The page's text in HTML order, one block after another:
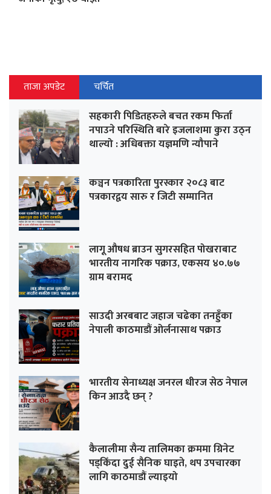
ताजा अपडेट चर्चित
सहकारी पिडितहरुले बचत रकम फिर्ता
नपाउने परिस्थिति बारे इजलाशमा कुरा उठ्न
थाल्यो : अधिबक्ता यज्ञमणि न्यौपाने
कञ्चन पत्रकारिता पुरस्कार २०८३ बाट
पत्रकारद्वय सारु र जिटी सम्मानित
लागू औषध ब्राउन सुगरसहित पोखराबाट
भारतीय नागरिक पक्राउ, एकसय ४०.७७
ग्राम बरामद
साउदी अरबबाट जहाज चढेका तनहुँका
नेपाली काठमाडौं ओर्लनासाथ पक्राउ
भारतीय सेनाध्यक्ष जनरल धीरज सेठ नेपाल
किन आउदै छन् ?
कैलालीमा सैन्य तालिमका क्रममा ग्रिनेट
पड्किँदा दुई सैनिक घाइते, थप उपचारका
लागि काठमाडौं ल्याइयो